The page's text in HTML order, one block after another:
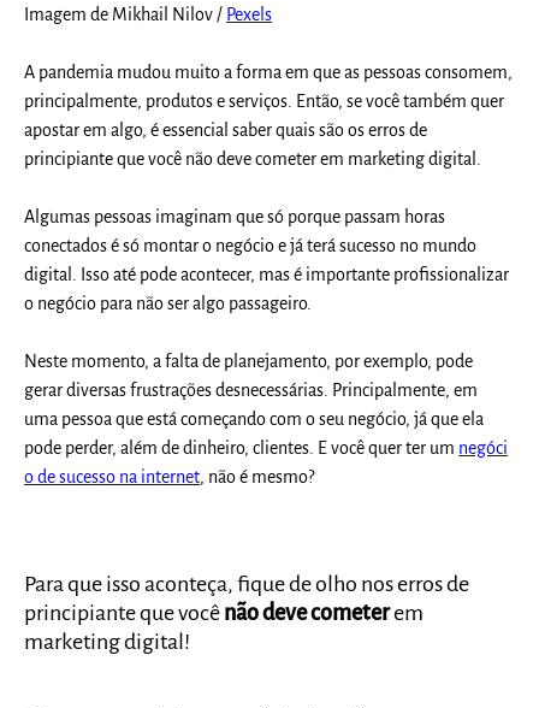
Imagem de Mikhail Nilov / Pexels
A pandemia mudou muito a forma em que as pessoas consomem,
principalmente, produtos e serviços. Então, se você também quer
apostar em algo, é essencial saber quais são os erros de
principiante que você não deve cometer em marketing digital.
Algumas pessoas imaginam que só porque passam horas
conectados é só montar o negócio e já terá sucesso no mundo
digital. Isso até pode acontecer, mas é importante profissionalizar
o negócio para não ser algo passageiro.
Neste momento, a falta de planejamento, por exemplo, pode
gerar diversas frustrações desnecessárias. Principalmente, em
uma pessoa que está começando com o seu negócio, já que ela
pode perder, além de dinheiro, clientes. E você quer ter um negóci
o de sucesso na internet, não é mesmo?
Para que isso aconteça, fique de olho nos erros de
principiante que você não deve cometerem
marketing digital!